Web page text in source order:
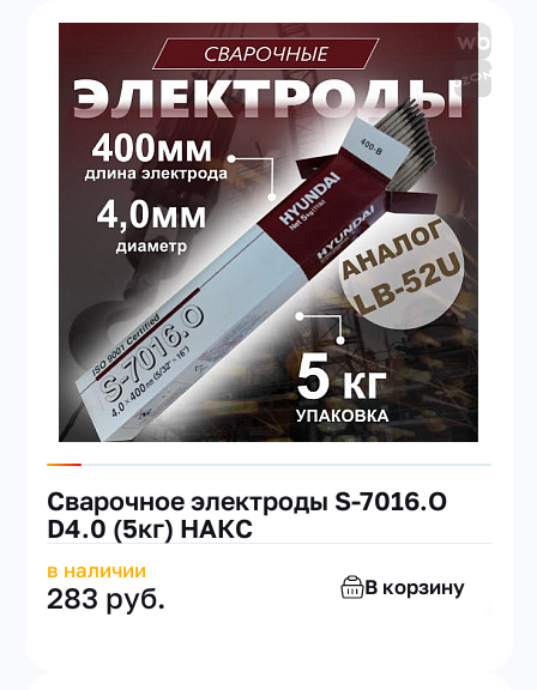
Сварочное электроды S-7016.O
D4.0 (5кг) НАКС
в наличии
283 руб. В корзину